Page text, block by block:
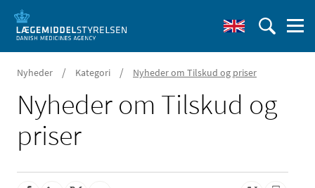
Nyheder / Kategori / Nyheder om Tilskud og priser
Nyheder om Tilskud og
priser